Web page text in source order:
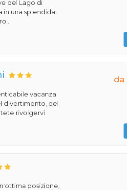
del Lago di
in una splendida
vacanza
divertimento, del
rivolgervi
da
posizione,